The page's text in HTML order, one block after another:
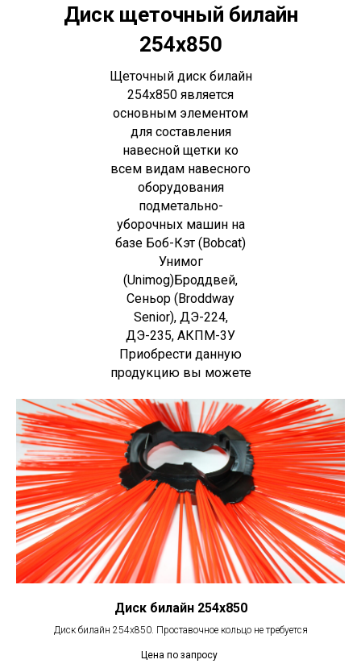
Диск щеточный билайн
254х850
Щеточный диск билайн
254х850 является
основным элементом
для составления
навесной щетки ко
всем видам навесного
оборудования
подметально-
уборочных машин на
базе Боб-Кэт (Bobcat)
Унимог
(Unimog)Броддвей,
Сеньор (Broddway
Senior), ДЭ-224,
ДЭ-235, АКПМ-3У
Приобрести данную
продукцию вы можете
Контакты
Диск билайн 254х850
Диск билайн 254х850. Проставочное кольцо не требуется
Цена по запросу